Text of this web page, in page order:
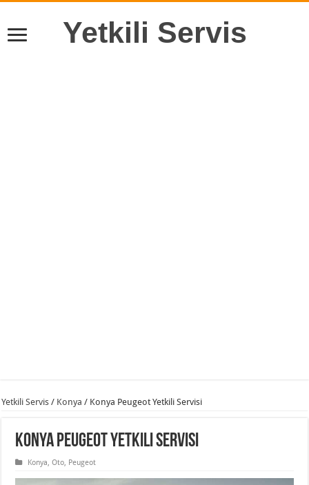
Yetkili Servis
Yetkili Servis / Konya / Konya Peugeot Yetkili Servisi
Konya Peugeot Yetkili Servisi
Konya,Oto, Peugeot